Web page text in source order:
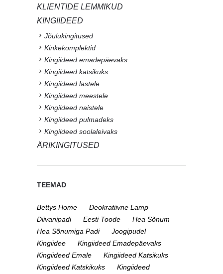
KLIENTIDE LEMMIKUD
KINGIIDEED
Jõulukingitused
Kinkekomplektid
Kingiideed emadepäevaks
Kingiideed katsikuks
Kingiideed lastele
Kingiideed meestele
Kingiideed naistele
Kingiideed pulmadeks
Kingiideed soolaleivaks
ÄRIKINGITUSED
TEEMAD
Bettys Home
Deokratiivne Lamp
Diivanipadi
Eesti Toode
Hea Sõnum
Hea Sõnumiga Padi
Joogipudel
Kingiidee
Kingiideed Emadepäevaks
Kingiideed Emale
Kingiideed Katsikuks
Kingiideed Katskikuks
Kingiideed